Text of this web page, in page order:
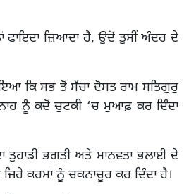
ਫਾਇਦਾ ਜ਼ਿਆਦਾ ਹੈ, ਉਦੋਂ ਤੁਸੀਂ ਅੰਦਰ ਦੇ
ਕਿ ਸਭ ਤੋਂ ਸੱਚਾ ਦੋਸਤ ਰਾਮ ਸਤਿਗੁਰੁ
ਨੂੰ ਕਦੋਂ ਚੁਟਕੀ ‘ਚ ਮੁਆਫ਼ ਕਰ ਦਿੰਦਾ
ਤੁਹਾਡੀ ਭਗਤੀ ਅਤੇ ਮਾਨਵਤਾ ਭਲਾਈ ਦੇ
ਕਰਮਾਂ ਨੂੰ ਚਕਨਾਚੂਰ ਕਰ ਦਿੰਦਾ ਹੈ।